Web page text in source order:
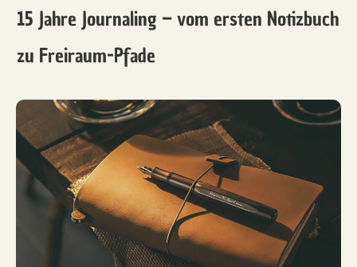
15 Jahre Journaling – vom ersten Notizbuch
zu Freiraum-Pfade